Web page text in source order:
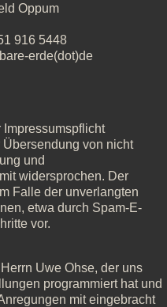
Oppum
916 5448
erde(dot)de
von nicht
und
widersprochen. Der
Falle der unverlangten
etwa durch Spam-E-
vor.
Uwe Ohse, der uns
programmiert hat und
mit eingebracht